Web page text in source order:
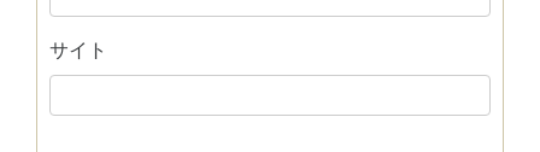
サイト